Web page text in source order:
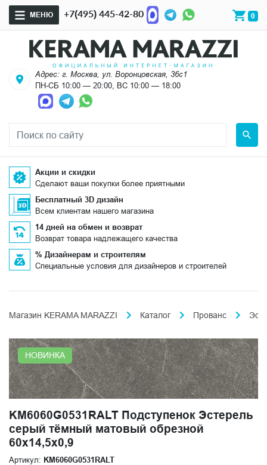
МЕНЮ +7(495) 445-42-80 0
Адрес: г. Москва, ул. Воронцовская, 36с1
ПН-СБ 10:00 — 20:00, ВС 10:00 — 18:00
Акции и скидки
Сделают ваши покупки более приятными
Бесплатный 3D дизайн
Всем клиентам нашего магазина
14 дней на обмен и возврат
Возврат товара надлежащего качества
% Дизайнерам и строителям
Специальные условия для дизайнеров и строителей
Магазин KERAMA MARAZZI Каталог Прованс
НОВИНКА
KM6060G0531RALT Подступенок Эстерель
серый тёмный матовый обрезной
60x14,5x0,9
Артикул: KM6060G0531RALT